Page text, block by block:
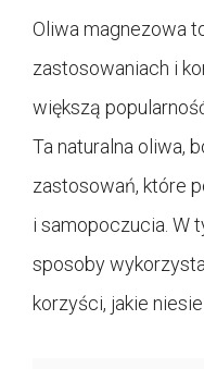
Oliwa magnezowa
zastosowaniach i
większą
Ta naturalna oliwa,
zastosowań, które
i samopoczucia. W
sposoby
korzyści, jakie